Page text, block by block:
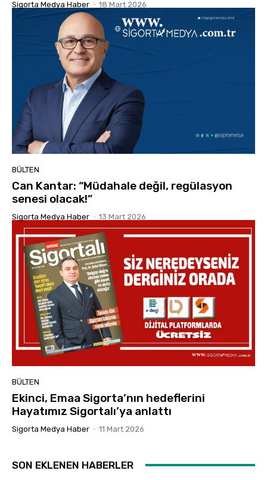
Sigorta Medya Haber - 18 Mart 2026
BÜLTEN
Can Kantar: “Müdahale değil, regülasyon
senesi olacak!”
Sigorta Medya Haber - 13 Mart 2026
BÜLTEN
Ekinci, Emaa Sigorta’nın hedeflerini
Hayatımız Sigortalı’ya anlattı
Sigorta Medya Haber - 11 Mart 2026
SON EKLENEN HABERLER